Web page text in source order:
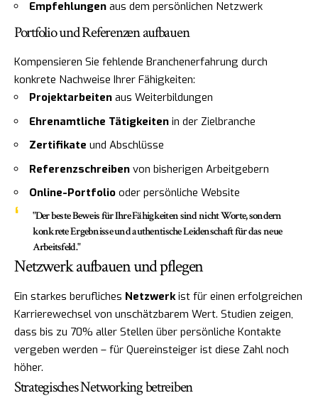
Empfehlungen aus dem persönlichen Netzwerk
Portfolio und Referenzen aufbauen
Kompensieren Sie fehlende Branchenerfahrung durch
konkrete Nachweise Ihrer Fähigkeiten:
Projektarbeiten aus Weiterbildungen
Ehrenamtliche Tätigkeiten in der Zielbranche
Zertifikate und Abschlüsse
Referenzschreiben von bisherigen Arbeitgebern
Online-Portfolio oder persönliche Website
"Der beste Beweis für Ihre Fähigkeiten sind nicht Worte, sondern
konkrete Ergebnisse und authentische Leidenschaft für das neue
Arbeitsfeld."
Netzwerk aufbauen und pflegen
Ein starkes berufliches Netzwerkist für einen erfolgreichen
Karrierewechsel von unschätzbarem Wert. Studien zeigen,
dass bis zu 70% aller Stellen über persönliche Kontakte
vergeben werden – für Quereinsteiger ist diese Zahl noch
höher.
Strategisches Networking betreiben